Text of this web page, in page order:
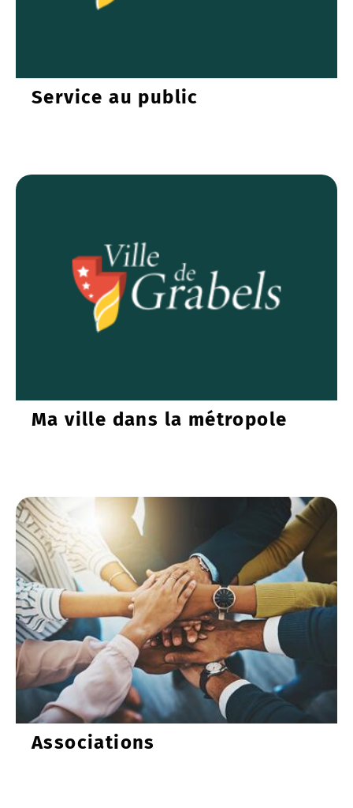
Service au public
Ma ville dans la métropole
Associations